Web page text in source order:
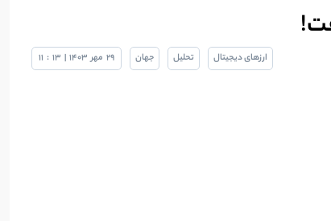
ارزهای دیجیتال تحلیل جهان 29 مهر 1403
|
13
:
11